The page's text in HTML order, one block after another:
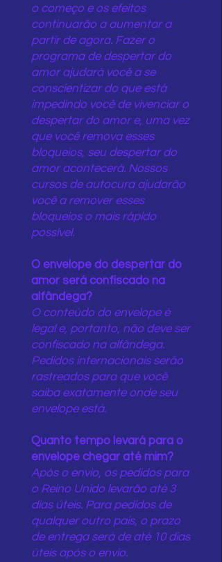
o começo e os efeitos
continuarão a aumentar a
partir de agora. Fazer o
programa de despertar do
amor ajudará você a se
conscientizar do que está
impedindo você de vivenciar o
despertar do amor e, uma vez
que você remova esses
bloqueios, seu despertar do
amor acontecerá. Nossos
cursos de autocura ajudarão
você a remover esses
bloqueios o mais rápido
possível.
O envelope do despertar do
amor será confiscado na
alfândega?
O conteúdo do envelope é
legal e, portanto, não deve ser
confiscado na alfândega.
Pedidos internacionais serão
rastreados para que você
saiba exatamente onde seu
envelope está.
Quanto tempo levará para o
envelope chegar até mim?
Após o envio, os pedidos para
o Reino Unido levarão até 3
dias úteis. Para pedidos de
qualquer outro país, o prazo
de entrega será de até 10 dias
úteis após o envio.